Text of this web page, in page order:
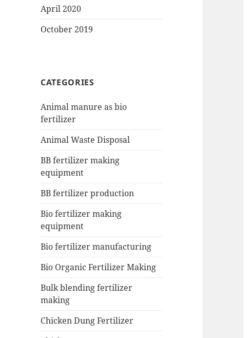
April 2020
October 2019
CATEGORIES
Animal manure as bio
fertilizer
Animal Waste Disposal
BB fertilizer making
equipment
BB fertilizer production
Bio fertilizer making
equipment
Bio fertilizer manufacturing
Bio Organic Fertilizer Making
Bulk blending fertilizer
making
Chicken Dung Fertilizer